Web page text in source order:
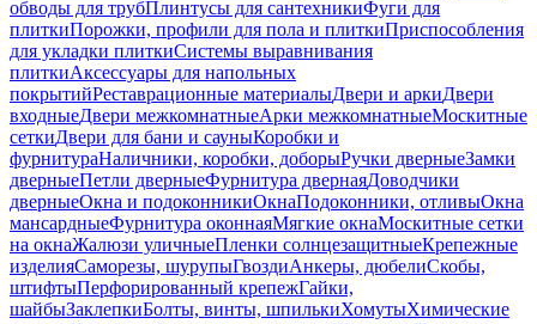
обводы для трубПлинтусы для сантехникиФуги для
плиткиПорожки, профили для пола и плиткиПриспособления
для укладки плиткиСистемы выравнивания
плиткиАксессуары для напольных
покрытийРеставрационные материалыДвери и аркиДвери
входныеДвери межкомнатныеАрки межкомнатныеМоскитные
сеткиДвери для бани и сауныКоробки и
фурнитураНаличники, коробки, доборыРучки дверныеЗамки
дверныеПетли дверныеФурнитура двернаяДоводчики
дверныеОкна и подоконникиОкнаПодоконники, отливыОкна
мансардныеФурнитура оконнаяМягкие окнаМоскитные сетки
на окнаЖалюзи уличныеПленки солнцезащитныеКрепежные
изделияСаморезы, шурупыГвоздиАнкеры, дюбелиСкобы,
штифтыПерфорированный крепежГайки,
шайбыЗаклепкиБолты, винты, шпилькиХомутыХимические